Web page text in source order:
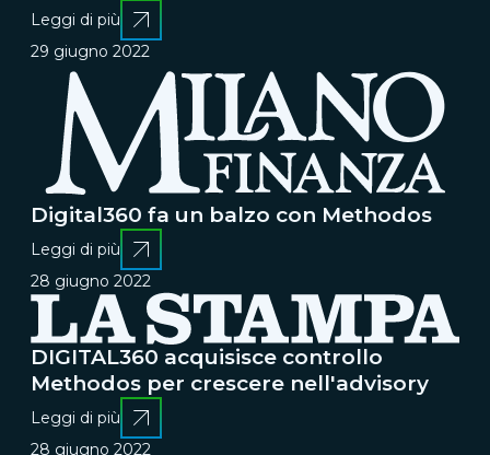
Leggi di più
29 giugno 2022
Digital360 fa un balzo con Methodos
Leggi di più
28 giugno 2022
DIGITAL360 acquisisce controllo
Methodos per crescere nell'advisory
Leggi di più
28 giugno 2022